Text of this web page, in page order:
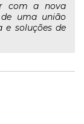
com a nova
de uma união
e soluções de